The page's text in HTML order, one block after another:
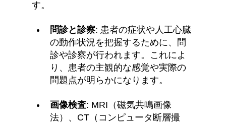
す。
問診と診察: 患者の症状や人工心臓
の動作状況を把握するために、問
診や診察が行われます。これによ
り、患者の主観的な感覚や実際の
問題点が明らかになります。
画像検査: MRI（磁気共鳴画像
法）、CT（コンピュータ断層撮